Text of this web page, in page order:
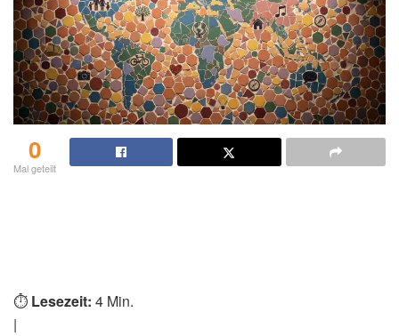
0
Mal geteilt
⏱️ Lesezeit: 4 Min.
|